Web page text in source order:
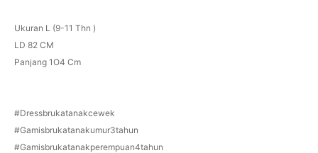
Ukuran L (9-11 Thn )
LD 82 CM
Panjang 1O4 Cm
#Dressbrukatanakcewek
#Gamisbrukatanakumur3tahun
#Gamisbrukatanakperempuan4tahun